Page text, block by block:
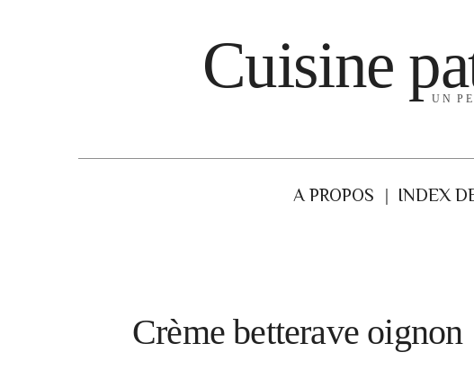
Cuisine UN
A PROPOS INDEX
Crème betterave oignon